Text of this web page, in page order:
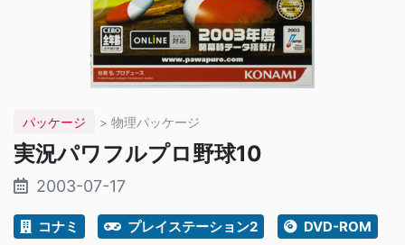
パッケージ > 物理パッケージ
実況パワフルプロ野球10
2003-07-17
コナミ プレイステーション2 DVD-ROM